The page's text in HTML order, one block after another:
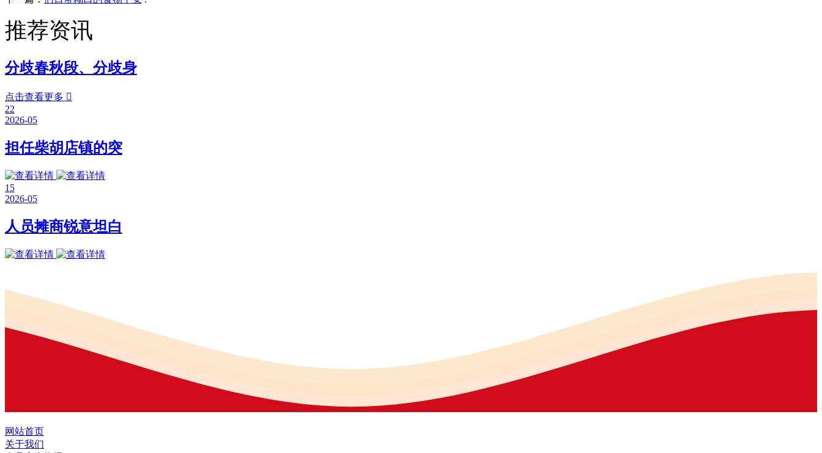
推荐资讯
分歧春秋段、分歧身
点击查看更多 
22
2026-05
担任柴胡店镇的突
15
2026-05
人员摊商锐意坦白
网站首页
关于我们